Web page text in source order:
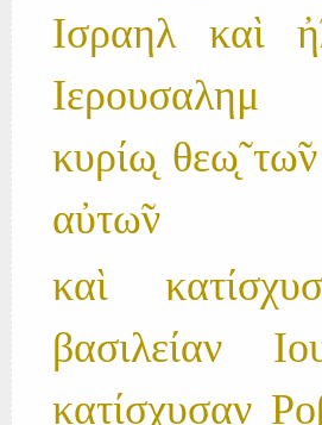
Ισραηλ καὶ
κυρίω̨ θεω̨̃
αὐτω̃ν
καὶ
βασιλείαν